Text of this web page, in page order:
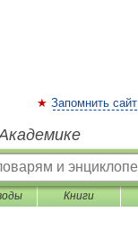
Запомнить сайт
Книги